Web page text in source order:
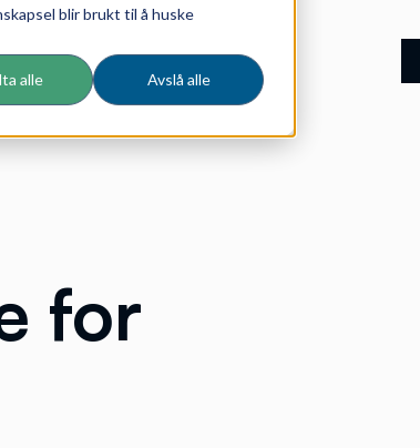
blir brukt til å huske
alle Avslå alle
for